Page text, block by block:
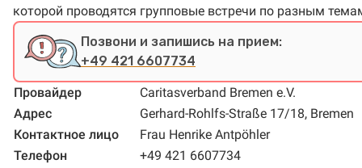
которой проводятся групповые встречи по разным
Позвони и запишись на прием:
+49 421 6607734
Провайдер
Caritasverband Bremen e.V.
Адрес
Gerhard-Rohlfs-Straße 17/18, Bremen
Контактное лицо
Frau Henrike Antpöhler
Телефон
+49 421 6607734